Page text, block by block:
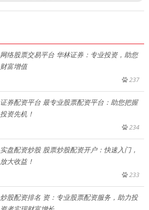
网络股票交易平台 华林证券：专业投资，助您
财富增值
237
证券配资平台 最专业股票配资平台：助您把握
投资先机！
234
实盘配资炒股 股票炒股配资开户：快速入门，
放大收益！
233
炒股配资排名 资：专业股票配资服务，助力投